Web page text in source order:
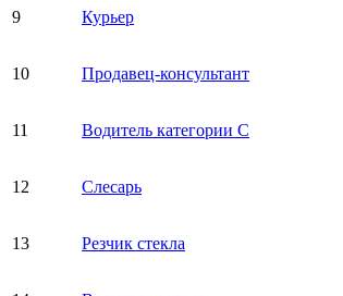
9 Курьер
10 Продавец-консультант
11 Водитель категории С
12 Слесарь
13 Резчик стекла